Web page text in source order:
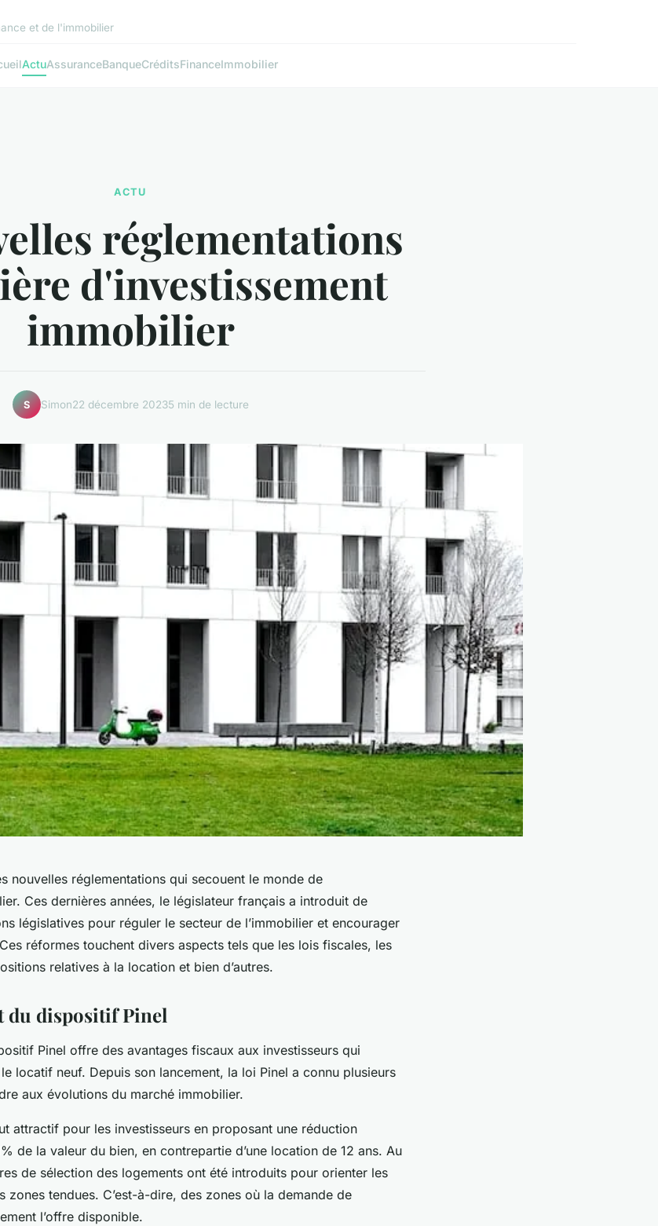
et de l'immobilier
ActuAssuranceBanqueCréditsFinanceImmobilier
ACTU
réglementations
d'investissement
immobilier
S Simon22 décembre 20235 min de lecture
nouvelles réglementations qui secouent le monde de
Ces dernières années, le législateur français a introduit de
législatives pour réguler le secteur de l’immobilier et encourager
réformes touchent divers aspects tels que les lois fiscales, les
relatives à la location et bien d’autres.
du dispositif Pinel
Pinel offre des avantages fiscaux aux investisseurs qui
locatif neuf. Depuis son lancement, la loi Pinel a connu plusieurs
aux évolutions du marché immobilier.
attractif pour les investisseurs en proposant une réduction
de la valeur du bien, en contrepartie d’une location de 12 ans. Au
de sélection des logements ont été introduits pour orienter les
zones tendues. C’est-à-dire, des zones où la demande de
l’offre disponible.